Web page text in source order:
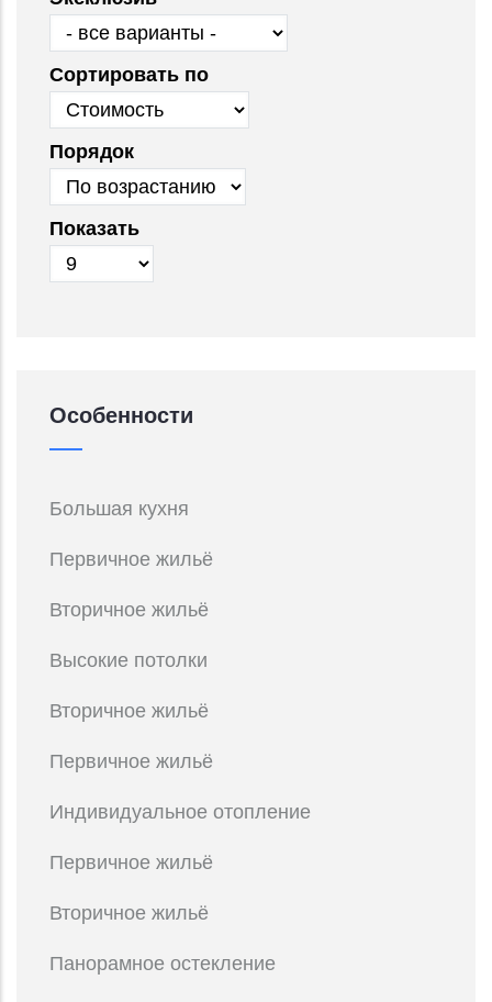
Сортировать по
Порядок
Показать
Особенности
Большая кухня
Первичное жильё
Вторичное жильё
Высокие потолки
Вторичное жильё
Первичное жильё
Индивидуальное отопление
Первичное жильё
Вторичное жильё
Панорамное остекление